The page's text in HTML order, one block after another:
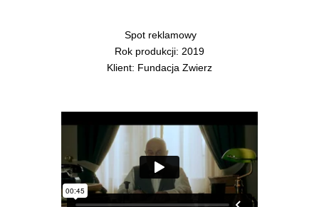
Spot reklamowy
Rok produkcji: 2019
Klient: Fundacja Zwierz